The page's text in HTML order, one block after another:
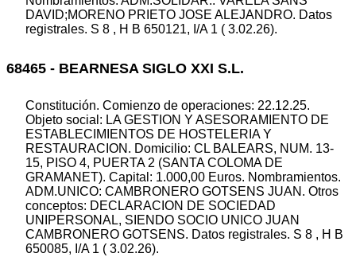
DAVID;MORENO PRIETO JOSE ALEJANDRO. Datos
registrales. S 8 , H B 650121, I/A 1 ( 3.02.26).
68465 - BEARNESA SIGLO XXI S.L.
Constitución. Comienzo de operaciones: 22.12.25.
Objeto social: LA GESTION Y ASESORAMIENTO DE
ESTABLECIMIENTOS DE HOSTELERIA Y
RESTAURACION. Domicilio: CL BALEARS, NUM. 13-
15, PISO 4, PUERTA 2 (SANTA COLOMA DE
GRAMANET). Capital: 1.000,00 Euros. Nombramientos.
ADM.UNICO: CAMBRONERO GOTSENS JUAN. Otros
conceptos: DECLARACION DE SOCIEDAD
UNIPERSONAL, SIENDO SOCIO UNICO JUAN
CAMBRONERO GOTSENS. Datos registrales. S 8 , H B
650085, I/A 1 ( 3.02.26).